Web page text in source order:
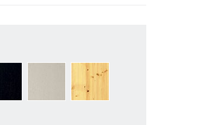
NCS S OCH RAL-KULÖRER
FURU KLARLACK